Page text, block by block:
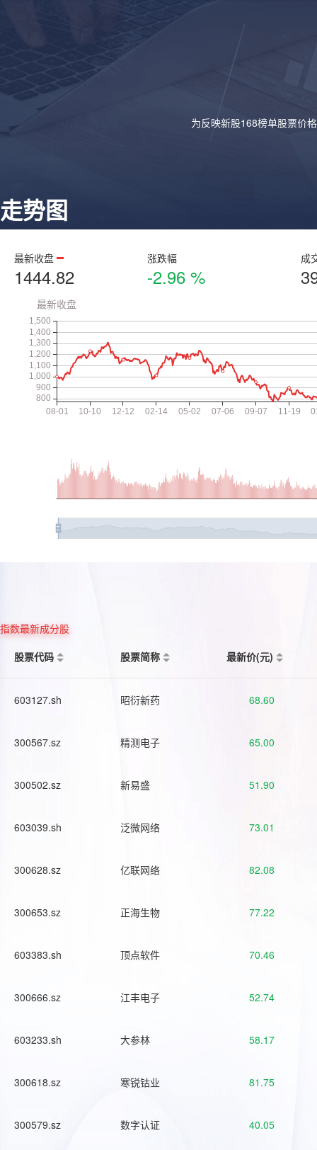
为反映新股168榜单股票价
走势图
最新收盘
1444.82
涨跌幅
-2.96 %
成
指数最新成分股
股票代码
股票简称 最新价(元)
603127.sh 昭衍新药 68.60
300567.sz 精测电子 65.00
300502.sz 新易盛 51.90
603039.sh 泛微网络 73.01
300628.sz 亿联网络 82.08
300653.sz 正海生物 77.22
603383.sh 顶点软件 70.46
300666.sz 江丰电子 52.74
603233.sh 大参林 58.17
300618.sz 寒锐钴业 81.75
300579.sz 数字认证 40.05